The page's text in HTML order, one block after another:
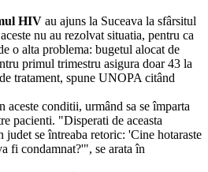
HIV au ajuns la Suceava la sfârsitul
nu au rezolvat situatia, pentru ca
o alta problema: bugetul alocat de
primul trimestru asigura doar 43 la
tratament, spune UNOPA citând
aceste conditii, urmând sa se împarta
pacienti. "Disperati de aceasta
se întreaba retoric: 'Cine hotaraste
fi condamnat?'", se arata în